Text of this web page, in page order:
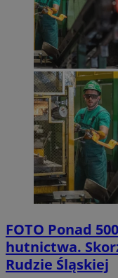
FOTO Ponad
hutnictwa.
Rudzie Śląskiej